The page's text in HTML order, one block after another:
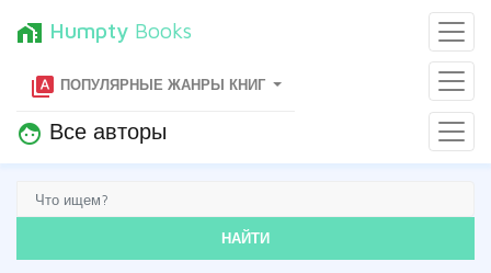
home_work Humpty Books
type_specimen ПОПУЛЯРНЫЕ ЖАНРЫ КНИГ
face Все авторы
НАЙТИ